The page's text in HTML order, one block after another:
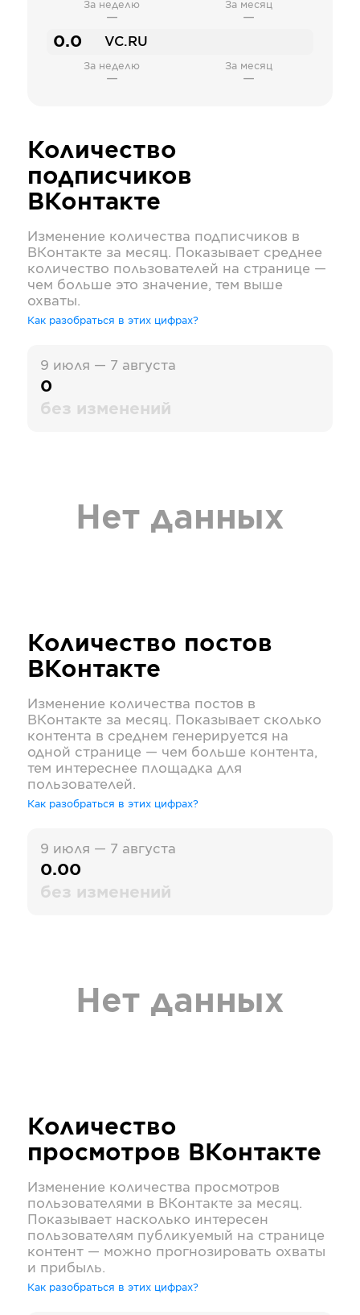
За неделю
—
За месяц
—
0.0 VC.RU
За неделю
—
За месяц
—
Количество
подписчиков
ВКонтакте
Изменение количества подписчиков в
ВКонтакте за месяц. Показывает среднее
количество пользователей на странице —
чем больше это значение, тем выше
охваты.
Как разобраться в этих цифрах?
9 июля — 7 августа
0
без изменений
Нет данных
Количество постов
ВКонтакте
Изменение количества постов в
ВКонтакте за месяц. Показывает сколько
контента в среднем генерируется на
одной странице — чем больше контента,
тем интереснее площадка для
пользователей.
Как разобраться в этих цифрах?
9 июля — 7 августа
0.00
без изменений
Нет данных
Количество
просмотров ВКонтакте
Изменение количества просмотров
пользователями в ВКонтакте за месяц.
Показывает насколько интересен
пользователям публикуемый на странице
контент — можно прогнозировать охваты
и прибыль.
Как разобраться в этих цифрах?